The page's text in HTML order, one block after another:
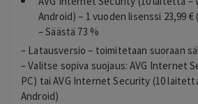
Android) – 1 vuoden lisenssi 23,99 €
– Säästä 73 %
– Latausversio – toimitetaan suoraan
– Valitse sopiva suojaus: AVG Internet
PC) tai AVG Internet Security (10
Android)